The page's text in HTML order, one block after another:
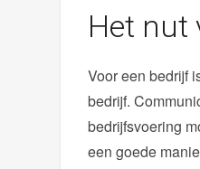
Het nut
Voor een bedrijf
bedrijf.
bedrijfsvoering
een goede